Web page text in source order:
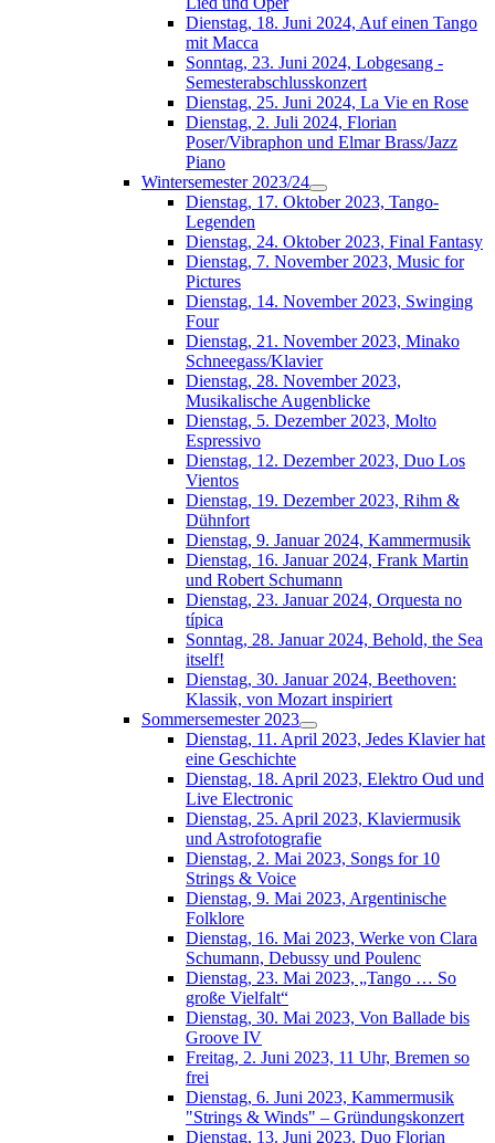
Dienstag, 18. Juni 2024, Auf einen Tango
mit Macca
Sonntag, 23. Juni 2024, Lobgesang -
Semesterabschlusskonzert
Dienstag, 25. Juni 2024, La Vie en Rose
Dienstag, 2. Juli 2024, Florian
Poser/Vibraphon und Elmar Brass/Jazz
Piano
Wintersemester 2023/24
Dienstag, 17. Oktober 2023, Tango-
Legenden
Dienstag, 24. Oktober 2023, Final Fantasy
Dienstag, 7. November 2023, Music for
Pictures
Dienstag, 14. November 2023, Swinging
Four
Dienstag, 21. November 2023, Minako
Schneegass/Klavier
Dienstag, 28. November 2023,
Musikalische Augenblicke
Dienstag, 5. Dezember 2023, Molto
Espressivo
Dienstag, 12. Dezember 2023, Duo Los
Vientos
Dienstag, 19. Dezember 2023, Rihm &
Dühnfort
Dienstag, 9. Januar 2024, Kammermusik
Dienstag, 16. Januar 2024, Frank Martin
und Robert Schumann
Dienstag, 23. Januar 2024, Orquesta no
típica
Sonntag, 28. Januar 2024, Behold, the Sea
itself!
Dienstag, 30. Januar 2024, Beethoven:
Klassik, von Mozart inspiriert
Sommersemester 2023
Dienstag, 11. April 2023, Jedes Klavier hat
eine Geschichte
Dienstag, 18. April 2023, Elektro Oud und
Live Electronic
Dienstag, 25. April 2023, Klaviermusik
und Astrofotografie
Dienstag, 2. Mai 2023, Songs for 10
Strings & Voice
Dienstag, 9. Mai 2023, Argentinische
Folklore
Dienstag, 16. Mai 2023, Werke von Clara
Schumann, Debussy und Poulenc
Dienstag, 23. Mai 2023, „Tango … So
große Vielfalt“
Dienstag, 30. Mai 2023, Von Ballade bis
Groove IV
Freitag, 2. Juni 2023, 11 Uhr, Bremen so
frei
Dienstag, 6. Juni 2023, Kammermusik
"Strings & Winds" – Gründungskonzert
Dienstag, 13. Juni 2023, Duo Florian